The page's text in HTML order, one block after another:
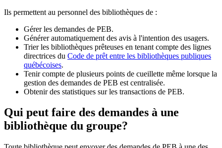
Ils permettent au personnel des bibliothèques de :
Gérer les demandes de PEB.
Générer automatiquement des avis à l'intention des usagers.
Trier les bibliothèques prêteuses en tenant compte des lignes
directrices du Code de prêt entre les bibliothèques publiques
québécoises.
Tenir compte de plusieurs points de cueillette même lorsque la
gestion des demandes de PEB est centralisée.
Obtenir des statistiques sur les transactions de PEB.
Qui peut faire des demandes à une
bibliothèque du groupe?